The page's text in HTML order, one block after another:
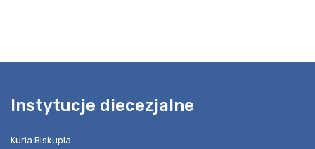
Instytucje diecezjalne
Kuria Biskupia